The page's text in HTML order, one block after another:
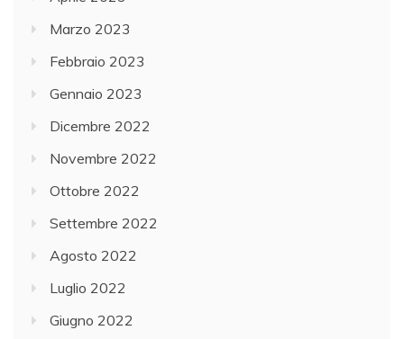
Marzo 2023
Febbraio 2023
Gennaio 2023
Dicembre 2022
Novembre 2022
Ottobre 2022
Settembre 2022
Agosto 2022
Luglio 2022
Giugno 2022